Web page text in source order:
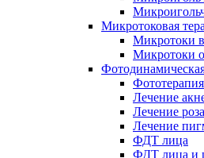
Микротоковая
Микротоки
Микротоки
Фототерапия
Лечение
Лечение
Лечение
ФДТ лица
ФДТ лица и